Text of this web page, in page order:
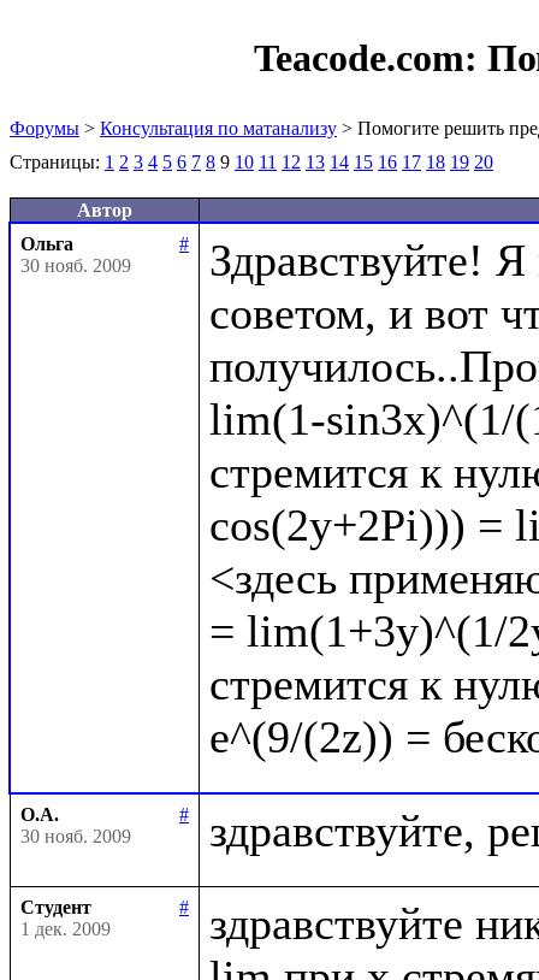
Teacode.com:
Форумы > Консультация по матанализу > Помогите решить
Страницы: 1 2 3 4 5 6 7 8 9 10 11 12 13 14 15 16 17 18 19 20
Автор
Ольга
#
30 нояб. 2009
Здравствуйте!
советом, и вот
lim(1-sin3x)^(1/
стремится к
cos(2y+2Pi))) =
<здесь
= lim(1+3y)^(1/
стремится к
О.А.
#
30 нояб. 2009
Студент
#
1 дек. 2009
здравствуйте